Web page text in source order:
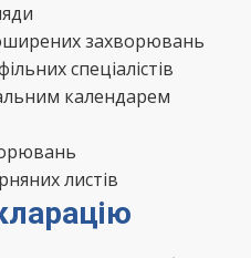
захворювань
спеціалістів
календарем
листів